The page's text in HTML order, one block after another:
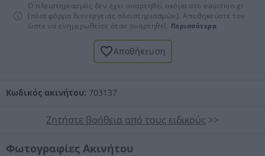
Ο πλειστηριασμός δεν έχει αναρτηθεί ακόμα στο eauction.gr
(πλατφόρμα διενέργειας πλειστηριασμών). Αποθηκεύστε τον
ώστε να ενημερωθείτε όταν αναρτηθεί. Περισσότερα
Αποθήκευση
Κωδικός ακινήτου: 703137
Ζητήστε βοήθεια από τους ειδικούς >>
Φωτογραφίες Ακινήτου